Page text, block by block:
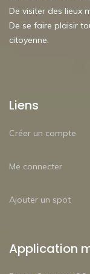
De visiter des lieux
De se faire plaisir
citoyenne.
Liens
Créer un compte
Me connecter
Ajouter un spot
Application